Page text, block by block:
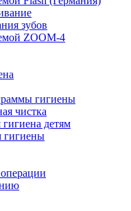
зубов
ZOOM-4
гигиены
чистка
детям
гигиены